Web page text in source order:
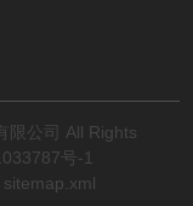
限公司 All Rights
号-1
sitemap.xml